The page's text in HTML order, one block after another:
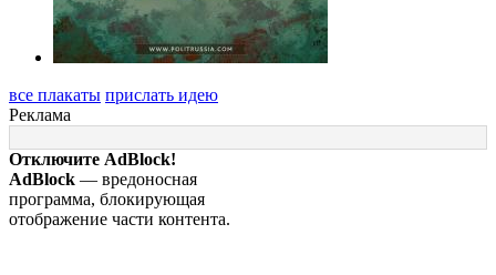
все плакаты прислать идею
Реклама
Отключите AdBlock!
AdBlock — вредоносная
программа, блокирующая
отображение части контента.